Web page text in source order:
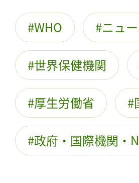
WHO ニュ
世界保健機関
厚生労働省
政府・国際機関・